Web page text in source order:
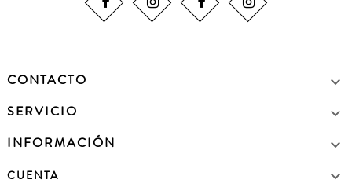
CONTACTO 
SERVICIO 
INFORMACIÓN 
CUENTA 